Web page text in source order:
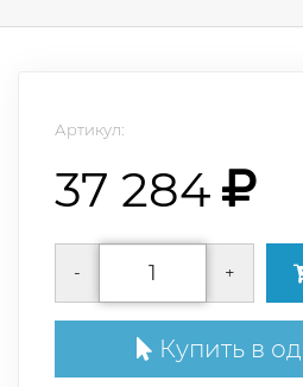
Артикул:
37 284
- +
Купить в